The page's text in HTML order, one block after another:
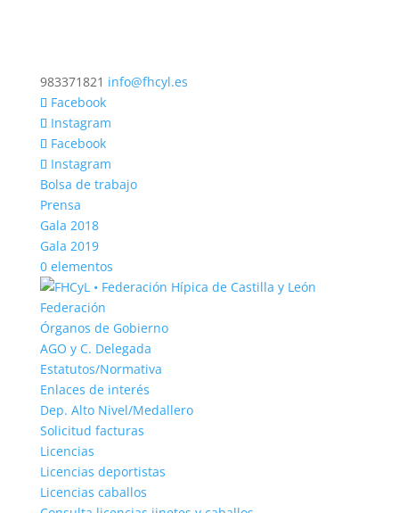
983371821 info@fhcyl.es
Facebook
Instagram
Facebook
Instagram
Bolsa de trabajo
Prensa
Gala 2018
Gala 2019
0 elementos
Federación
Órganos de Gobierno
AGO y C. Delegada
Estatutos/Normativa
Enlaces de interés
Dep. Alto Nivel/Medallero
Solicitud facturas
Licencias
Licencias deportistas
Licencias caballos